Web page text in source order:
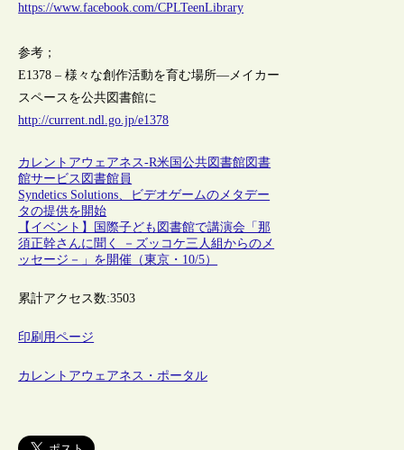
https://www.facebook.com/CPLTeenLibrary
参考；
E1378 – 様々な創作活動を育む場所―メイカー
スペースを公共図書館に
http://current.ndl.go.jp/e1378
カレントアウェアネス-R米国公共図書館図書
館サービス 図書館員
Syndetics Solutions、ビデオゲームのメタデー
タの提供を開始
【イベント】国際子ども図書館で講演会「那
須正幹さんに聞く －ズッコケ三人組からのメ
ッセージ－」を開催（東京・10/5）
累計アクセス数:3503
印刷用ページ
カレントアウェアネス・ポータル